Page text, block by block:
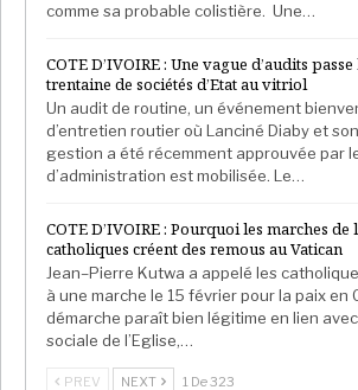
comme sa probable colistière. Une…
COTE D’IVOIRE : Une vague d’audits
trentaine de sociétés d’Etat au vitriol
Un audit de routine, un événement
d’entretien routier où Lanciné Diaby et
gestion a été récemment approuvée par
d’administration est mobilisée. Le…
COTE D’IVOIRE : Pourquoi les marches de
catholiques créent des remous au Vatican
Jean–Pierre Kutwa a appelé les
à une marche le 15 février pour la paix en
démarche paraît bien légitime en lien
sociale de l’Eglise,…
PREV NEXT 1 De 323